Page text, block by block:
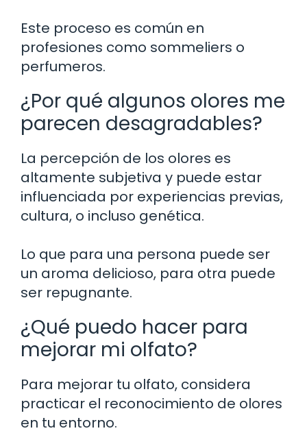
Este proceso es común en
profesiones como sommeliers o
perfumeros.
¿Por qué algunos olores me
parecen desagradables?
La percepción de los olores es
altamente subjetiva y puede estar
influenciada por experiencias previas,
cultura, o incluso genética.
Lo que para una persona puede ser
un aroma delicioso, para otra puede
ser repugnante.
¿Qué puedo hacer para
mejorar mi olfato?
Para mejorar tu olfato, considera
practicar el reconocimiento de olores
en tu entorno.